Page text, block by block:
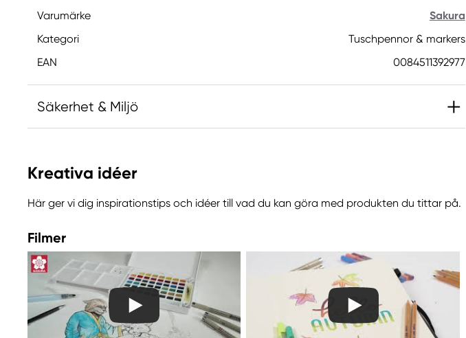
Varumärke
Sakura
Kategori
Tuschpennor & markers
EAN
0084511392977
Säkerhet & Miljö
Sakura
Sophialaan 46
info@royaltalens.com
+31 (0)55 527 4700
Kreativa idéer
Här ger vi dig inspirationstips och idéer till vad du kan göra med produkten du tittar på.
Filmer